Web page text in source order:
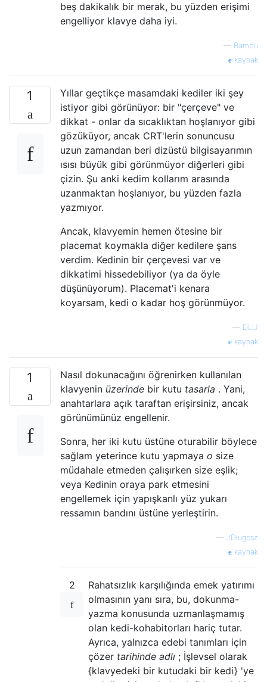
beş dakikalık bir merak, bu yüzden erişimi
engelliyor klavye daha iyi.
— Bambu
kaynak
1
Yıllar geçtikçe masamdaki kediler iki şey
istiyor gibi görünüyor: bir "çerçeve" ve
dikkat - onlar da sıcaklıktan hoşlanıyor gibi
gözüküyor, ancak CRT'lerin sonuncusu
uzun zamandan beri dizüstü bilgisayarımın
ısısı büyük gibi görünmüyor diğerleri gibi
çizin. Şu anki kedim kollarım arasında
uzanmaktan hoşlanıyor, bu yüzden fazla
yazmıyor.
Ancak, klavyemin hemen ötesine bir
placemat koymakla diğer kedilere şans
verdim. Kedinin bir çerçevesi var ve
dikkatimi hissedebiliyor (ya da öyle
düşünüyorum). Placemat'i kenara
koyarsam, kedi o kadar hoş görünmüyor.
— DLU
kaynak
1
Nasıl dokunacağını öğrenirken kullanılan
klavyenin üzerinde bir kutu tasarla . Yani,
anahtarlara açık taraftan erişirsiniz, ancak
görünümünüz engellenir.
Sonra, her iki kutu üstüne oturabilir böylece
sağlam yeterince kutu yapmaya o size
müdahale etmeden çalışırken size eşlik;
veya Kedinin oraya park etmesini
engellemek için yapışkanlı yüz yukarı
ressamın bandını üstüne yerleştirin.
— JDługosz
kaynak
2
Rahatsızlık karşılığında emek yatırımı
olmasının yanı sıra, bu, dokunma-
yazma konusunda uzmanlaşmamış
olan kedi-kohabitorları hariç tutar.
Ayrıca, yalnızca edebi tanımları için
çözer tarihinde adlı ; İşlevsel olarak
{klavyedeki bir kutudaki bir kedi} 'ye